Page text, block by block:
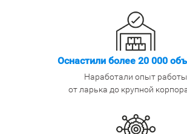
Оснастили более 20 000
Наработали опыт работы
от ларька до крупной